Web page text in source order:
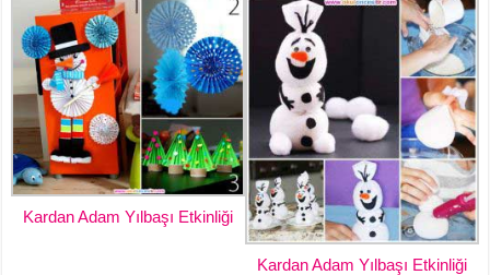
Kardan Adam Yılbaşı Etkinliği
Kardan Adam Yılbaşı Etkinliği